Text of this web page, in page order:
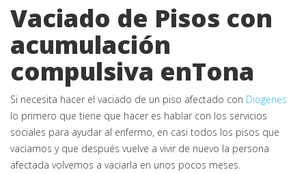
Vaciado de Pisos con
acumulación
compulsiva enTona
Si necesita hacer el vaciado de un piso afectado con Diogenes
lo primero que tiene que hacer es hablar con los servicios
sociales para ayudar al enfermo, en casi todos los pisos que
vaciamos y que después vuelve a vivir de nuevo la persona
afectada volvemos a vaciarla en unos pocos meses.